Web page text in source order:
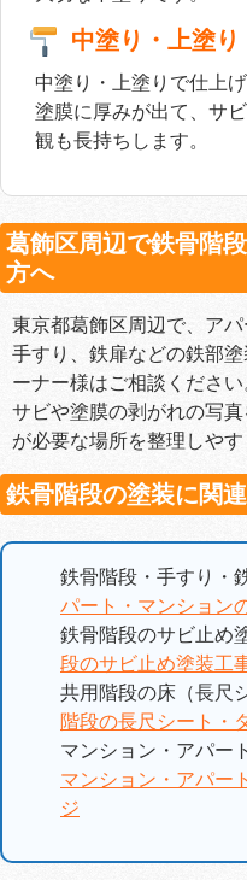
中塗り・上塗り
中塗り・上塗りで仕上
塗膜に厚みが出て、サ
観も長持ちします。
葛飾区周辺で鉄骨階
方へ
東京都葛飾区周辺で、ア
手すり、鉄扉などの鉄部
ーナー様はご相談くださ
サビや塗膜の剥がれの写
が必要な場所を整理しやす
鉄骨階段の塗装に関
鉄骨階段・手すり・
パート・マンション
鉄骨階段のサビ止め
段のサビ止め塗装工
共用階段の床（長尺
階段の長尺シート・
マンション・アパー
マンション・アパー
ジ